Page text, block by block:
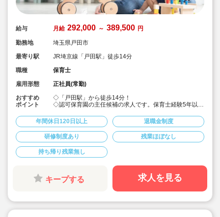
給与 月給 292,000 ～ 389,500 円
勤務地
埼玉県戸田市
最寄り駅
JR埼京線「戸田駅」徒歩14分
職種
保育士
雇用形態
正社員(常勤)
おすすめ
ポイント
◇「戸田駅」から徒歩14分！
◇認可保育園の主任候補の求人です。保育士経験5年以上
◇月給292,000円?389,500円★経験を考慮して加算！賞
与3か月・残業は少なめと好条件です！
◇年間休日123日！有給休暇は入社2カ月後に3日、半年
後に13日付与☆役職についてもしっかりお休みが取れる
ので安心して働けます。
◇宿舎借上げ制度あり！初期費用・引っ越し費用補助も
あります♪借り上げ利用されない方には住宅手当て付与！
◇残業ゼロ推進 / 持ち帰り残業禁止 / 有給消化率も94.5%
◇各種手当てや社内割引など福利厚生が充実♪
◇多彩なキャリアアップ研修 / 年間100以上実施 / 万全の
年間休日120日以上 退職金制度
研修制度あり 残業ほぼなし
持ち帰り残業無し
キープする 求人を見る